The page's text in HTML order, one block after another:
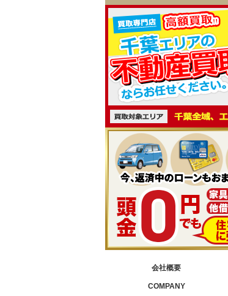
会社概要
COMPANY